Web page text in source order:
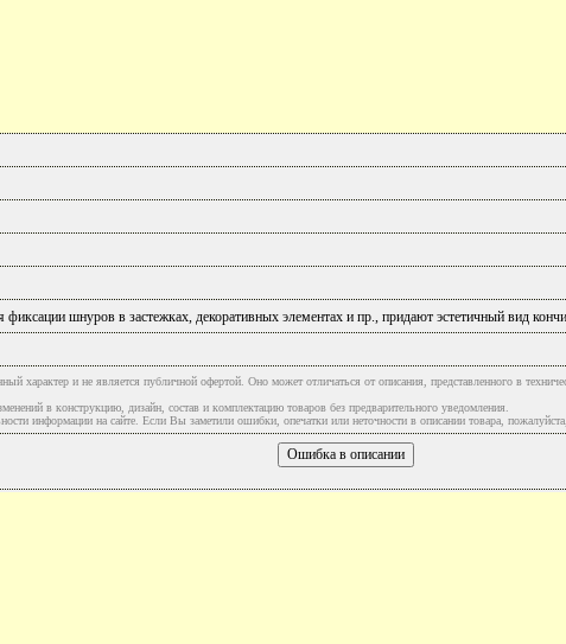
шнуров в застежках, декоративных элементах и пр., придают эстетичный вид
характер и не является публичной офертой. Оно может отличаться от описания, представленного в
в конструкцию, дизайн, состав и комплектацию товаров без предварительного уведомления.
информации на сайте. Если Вы заметили ошибки, опечатки или неточности в описании товара,